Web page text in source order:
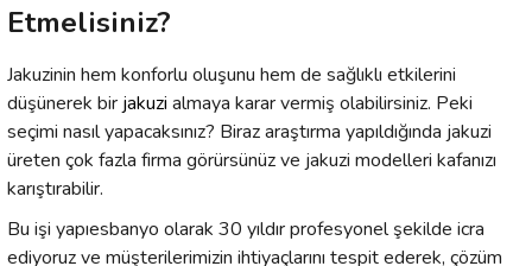
Etmelisiniz?
Jakuzinin hem konforlu oluşunu hem de sağlıklı etkilerini
düşünerek bir jakuzi almaya karar vermiş olabilirsiniz. Peki
seçimi nasıl yapacaksınız? Biraz araştırma yapıldığında jakuzi
üreten çok fazla firma görürsünüz ve jakuzi modelleri kafanızı
karıştırabilir.
Bu işi yapıesbanyo olarak 30 yıldır profesyonel şekilde icra
ediyoruz ve müşterilerimizin ihtiyaçlarını tespit ederek, çözüm